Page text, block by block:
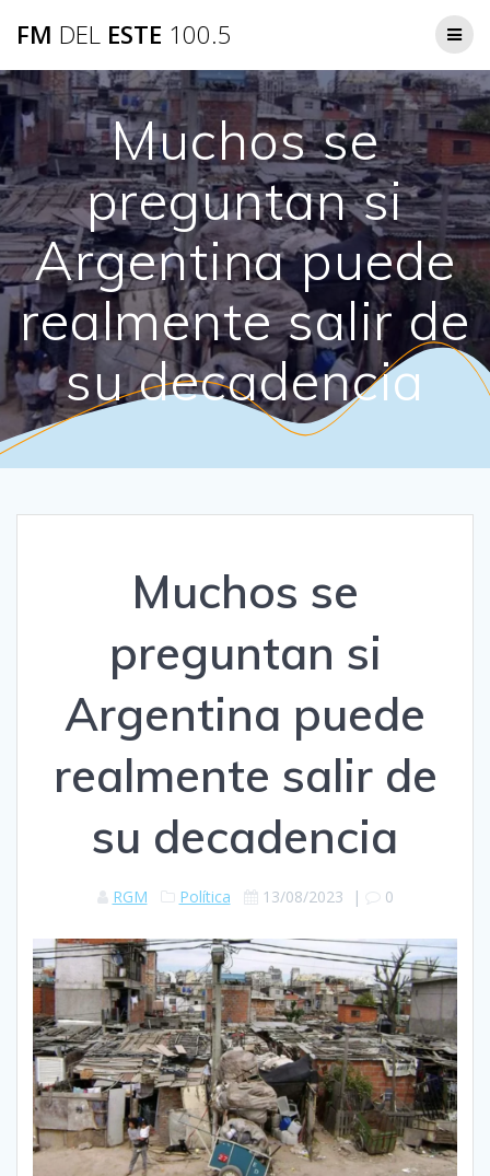
FM DEL ESTE 100.5
Muchos se
preguntan si
Argentina puede
realmente salir de
su decadencia
Muchos se
preguntan si
Argentina puede
realmente salir de
su decadencia
RGM Política 13/08/2023 | 0